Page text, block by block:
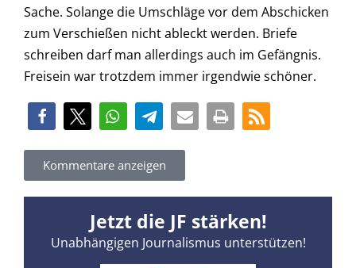
Sache. Solange die Umschläge vor dem Abschicken
zum Verschießen nicht ableckt werden. Briefe
schreiben darf man allerdings auch im Gefängnis.
Freisein war trotzdem immer irgendwie schöner.
Kommentare anzeigen
Jetzt die JF stärken!
Unabhängigen Journalismus unterstützen!